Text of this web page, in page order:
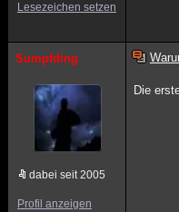
Lesezeichen setzen
Sumpfding
dabei seit 2005
Profil anzeigen
Die